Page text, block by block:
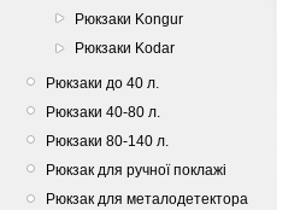
Рюкзаки Kongur
Рюкзаки Kodar
Рюкзаки до 40 л.
Рюкзаки 40-80 л.
Рюкзаки 80-140 л.
Рюкзак для ручної поклажі
Рюкзак для металодетектора